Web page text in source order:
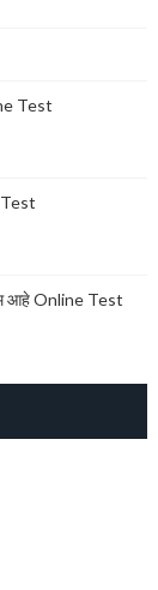
Test
Test
आहे Online Test